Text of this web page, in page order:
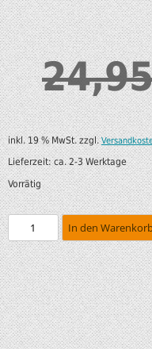
inkl. 19 % MwSt. zzgl.
Lieferzeit:ca. 2-3 Werktage
Vorrätig
In den